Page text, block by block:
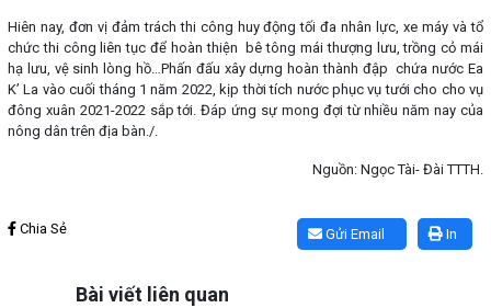
Hiên nay, đơn vị đảm trách thi công huy động tối đa nhân lực, xe máy và tổ
chức thi công liên tục để hoàn thiện bê tông mái thượng lưu, trồng cỏ mái
hạ lưu, vệ sinh lòng hồ…Phấn đấu xây dựng hoàn thành đập chứa nước Ea
K’ La vào cuối tháng 1 năm 2022, kịp thời tích nước phục vụ tưới cho cho vụ
đông xuân 2021-2022 sắp tới. Đáp ứng sự mong đợi từ nhiều năm nay của
nông dân trên địa bàn./.
Nguồn: Ngọc Tài- Đài TTTH.
In
Gửi Email
Chia Sẻ
Bài viết liên quan